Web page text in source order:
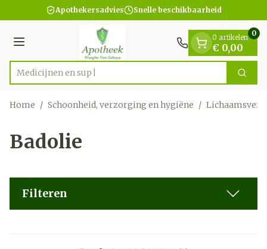
Ga naar de inhoudApothekersadvies Snelle beschikbaarheid
Menu
Product, merk, categorie... Zoek
0 artikelen
€ 0,00
0
Home / Schoonheid, verzorging en hygiëne /
Badolie
Filteren